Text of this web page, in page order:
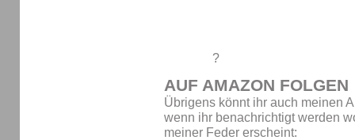
?
AUF AMAZON FOLGEN
Übrigens könnt ihr auch meinen
wenn ihr benachrichtigt werden
meiner Feder erscheint: